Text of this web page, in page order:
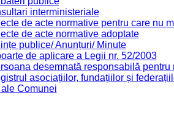
interministeriale
de acte normative pentru care nu
de acte normative adoptate
publice/ Anunțuri/ Minute
de aplicare a Legii nr. 52/2003
desemnată responsabilă
asociațiilor, fundațiilor și
Comunei